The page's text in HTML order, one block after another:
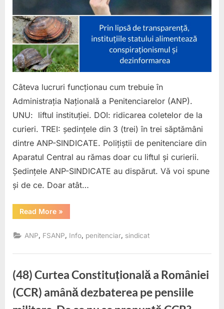
Moluștele
se
închid
în
cochiliile
netransparente,
abuzive
și
corupte.
Colacul
de
Cartonas
ROȘU
pentru
Luncașu.
Câteva lucruri funcționau cum trebuie în
Administrația Națională a Penitenciarelor (ANP).
UNU: liftul instituției. DOI: ridicarea coletelor de la
curieri. TREI: ședințele din 3 (trei) în trei săptămâni
dintre ANP-SINDICATE. Polițiștii de penitenciare din
Aparatul Central au rămas doar cu liftul și curierii.
Ședințele ANP-SINDICATE au dispărut. Vă voi spune
și de ce. Doar atât…
Read More“(44)
Melci,
și
sfetnici.
se
cochiliile
netransparente,
devin
abuzive
»
ANP FSANP Info penitenciar sindicat
(48) Curtea Constituțională a României
(CCR) amână dezbaterea pe pensiile